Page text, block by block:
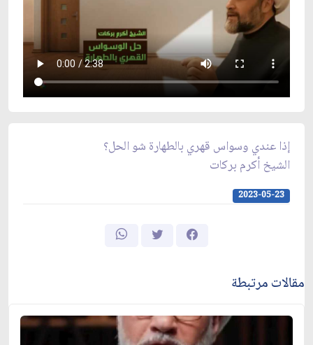
إذا عندي وسواس قهري بالطهارة شو الحل؟
الشيخ أكرم بركات
2023-05-23
مقالات مرتبطة